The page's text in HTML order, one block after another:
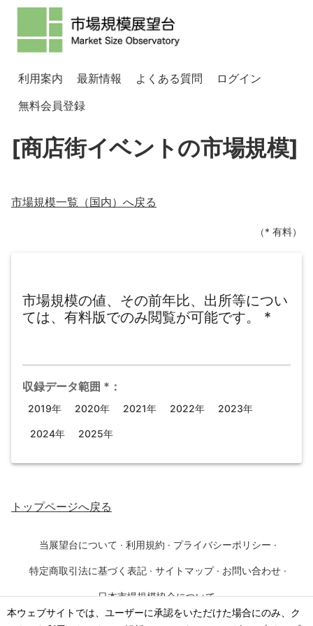
本ウェブサイトでは、ユーザーに承認をいただけた場合にのみ、ク
利用案内 最新情報 よくある質問
ログイン
無料会員登録
[商店街イベントの市場規模]
市場規模一覧（国内）へ戻る
（* 有料）
市場規模の値、その前年比、出所等につい
ては、有料版でのみ閲覧が可能です。
*
収録データ範囲 * ：
2019年 2020年 2021年 2022年 2023年
2024年 2025年
トップページへ戻る
当展望台について · 利用規約 · プライバシーポリシー ·
特定商取引法に基づく表記 · サイトマップ · お問い合わせ ·
日本市場規模協会について